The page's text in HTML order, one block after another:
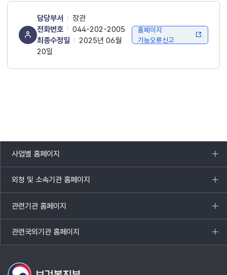
담당부서
장관
전화번호
044-202-2005
최종수정일
2025년 06월
20일
홈페이지
기능오류신고
사업별 홈페이지
목록
열기
외청 및 소속기관 홈페이지
목록
열기
관련기관 홈페이지
목록
열기
관련국외기관 홈페이지
목록
열기